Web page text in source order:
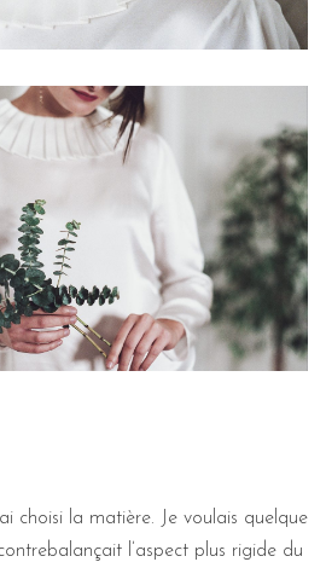
choisi la matière. Je voulais quelque
l’aspect plus rigide du